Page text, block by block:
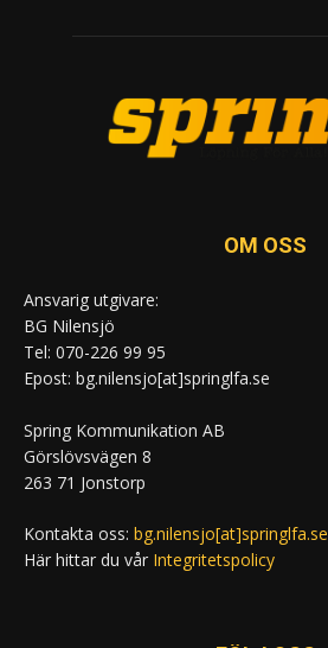
OM OSS
Ansvarig utgivare:
BG Nilensjö
Tel: 070-226 99 95
Epost: bg.nilensjo[at]springlfa.se
Spring Kommunikation AB
Görslövsvägen 8
263 71 Jonstorp
Kontakta oss: bg.nilensjo[at]springlfa.se
Här hittar du vår Integritetspolicy